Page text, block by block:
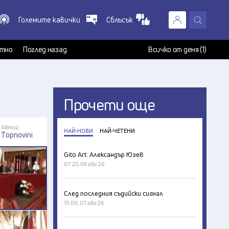
X
Големите кавички Сблъсък
Поглед назад Всичко от деня (1)
Автор:
Topnovini
Прочети още
НАЙ-НОВИ НАЙ-ЧЕТЕНИ
Gito Art: Александър Юзев
07:25, 09 авг 26
След последния съдийски сигнал
15:00, 07 авг 26